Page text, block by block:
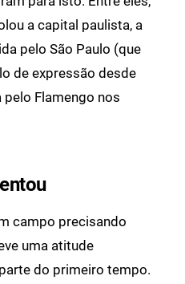
a capital paulista, a
pelo São Paulo (que
de expressão desde
Flamengo nos
campo precisando
uma atitude
do primeiro tempo.